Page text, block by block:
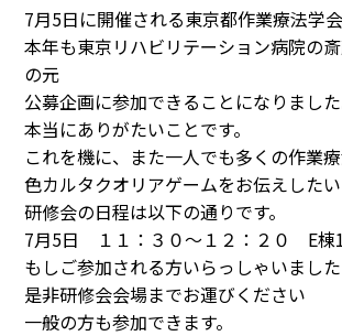
7月5日に開催される東京都作業療法学会
本年も東京リハビリテーション病院の
の元
公募企画に参加できることになりました
本当にありがたいことです。
これを機に、また一人でも多くの作業
色カルタクオリアゲームをお伝えした
研修会の日程は以下の通りです。
7月5日 １１：３０～１２：２０ E棟
もしご参加される方いらっしゃいまし
是非研修会会場までお運びください
一般の方も参加できます。